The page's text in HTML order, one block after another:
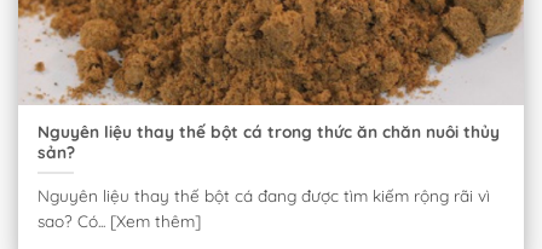
Nguyên liệu thay thế bột cá trong thức ăn chăn nuôi thủy
sản?
Nguyên liệu thay thế bột cá đang được tìm kiếm rộng rãi vì
sao? Có... [Xem thêm]